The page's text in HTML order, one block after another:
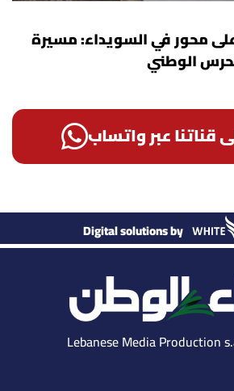
محور في السويداء: مسيرة
الوطني
قناتنا عبر واتساب
Digital solutions by